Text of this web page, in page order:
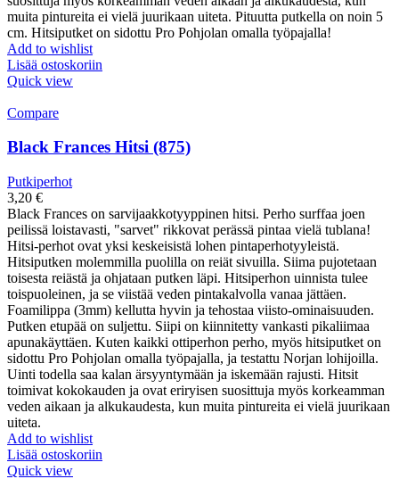
muita pintureita ei vielä juurikaan uiteta. Pituutta putkella on noin 5
cm. Hitsiputket on sidottu Pro Pohjolan omalla työpajalla!
Add to wishlist
Lisää ostoskoriin
Quick view
Compare
Black Frances Hitsi (875)
Putkiperhot
3,20 €
Black Frances on sarvijaakkotyyppinen hitsi. Perho surffaa joen
peilissä loistavasti, "sarvet" rikkovat perässä pintaa vielä tublana!
Hitsi-perhot ovat yksi keskeisistä lohen pintaperhotyyleistä.
Hitsiputken molemmilla puolilla on reiät sivuilla. Siima pujotetaan
toisesta reiästä ja ohjataan putken läpi. Hitsiperhon uinnista tulee
toispuoleinen, ja se viistää veden pintakalvolla vanaa jättäen.
Foamilippa (3mm) kellutta hyvin ja tehostaa viisto-ominaisuuden.
Putken etupää on suljettu. Siipi on kiinnitetty vankasti pikaliimaa
apunakäyttäen. Kuten kaikki ottiperhon perho, myös hitsiputket on
sidottu Pro Pohjolan omalla työpajalla, ja testattu Norjan lohijoilla.
Uinti todella saa kalan ärsyyntymään ja iskemään rajusti. Hitsit
toimivat kokokauden ja ovat eriryisen suosittuja myös korkeamman
veden aikaan ja alkukaudesta, kun muita pintureita ei vielä juurikaan
uiteta.
Add to wishlist
Lisää ostoskoriin
Quick view